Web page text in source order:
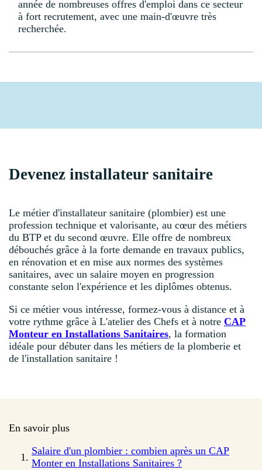
année de nombreuses offres d'emploi dans ce secteur
à fort recrutement, avec une main-d'œuvre très
recherchée.
Devenez installateur sanitaire
Le métier d'installateur sanitaire (plombier) est une
profession technique et valorisante, au cœur des métiers
du BTP et du second œuvre. Elle offre de nombreux
débouchés grâce à la forte demande en travaux publics,
en rénovation et en mise aux normes des systèmes
sanitaires, avec un salaire moyen en progression
constante selon l'expérience et les diplômes obtenus.
Si ce métier vous intéresse, formez-vous à distance et à
votre rythme grâce à L'atelier des Chefs et à notre CAP
Monteur en Installations Sanitaires, la formation
idéale pour débuter dans les métiers de la plomberie et
de l'installation sanitaire !
En savoir plus
Salaire d'un plombier : combien après un CAP
Monter en Installations Sanitaires ?